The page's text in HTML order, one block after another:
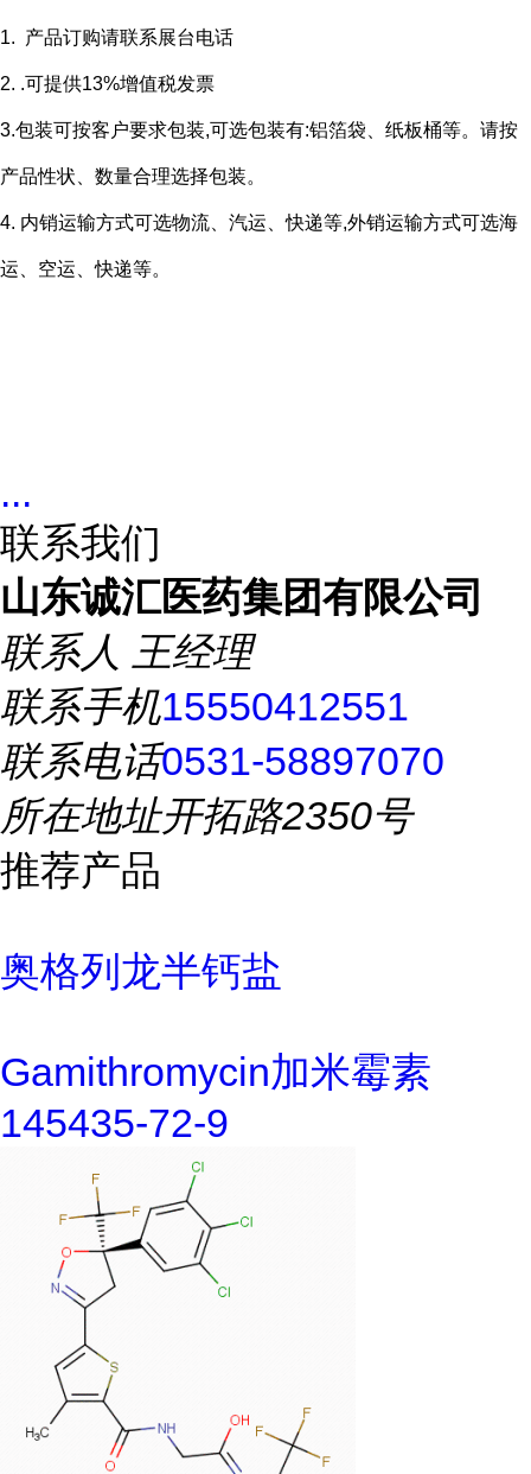
1. 产品订购请联系展台电话
2. .可提供13%增值税发票
3.包装可按客户要求包装,可选包装有:铝箔袋、纸板桶等。请按
产品性状、数量合理选择包装。
4. 内销运输方式可选物流、汽运、快递等,外销运输方式可选海
运、空运、快递等。
...
联系我们
山东诚汇医药集团有限公司
联系人 王经理
联系手机15550412551
联系电话0531-58897070
所在地址开拓路2350号
推荐产品
奥格列龙半钙盐
Gamithromycin加米霉素
145435-72-9